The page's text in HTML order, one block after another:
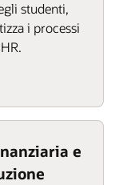
studenti,
i processi
e